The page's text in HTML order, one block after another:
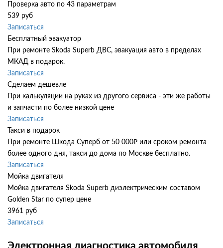
Проверка авто по 43 параметрам
539 руб
Записаться
Бесплатный эвакуатор
При ремонте Skoda Superb ДВС, эвакуация авто в пределах
МКАД в подарок.
Записаться
Сделаем дешевле
При калькуляции на руках из другого сервиса - эти же работы
и запчасти по более низкой цене
Записаться
Такси в подарок
При ремонте Шкода Суперб от 50 000₽ или сроком ремонта
более одного дня, такси до дома по Москве бесплатно.
Записаться
Мойка двигателя
Мойка двигателя Skoda Superb диэлектрическим составом
Golden Star по супер цене
3961 руб
Записаться
Электронная диагностика автомобиля